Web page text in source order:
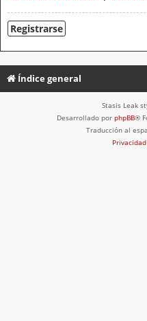
Registrarse
Índice general
Stasis Leak
Desarrollado por phpBB®
Traducción al
Privacidad